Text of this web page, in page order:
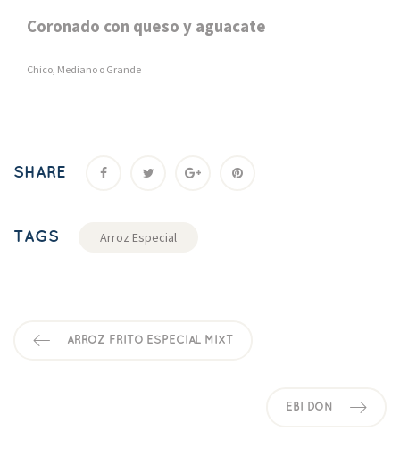
Coronado con queso y aguacate
Chico, Mediano o Grande
SHARE
TAGS Arroz Especial
ARROZ FRITO ESPECIAL MIXT
EBI DON